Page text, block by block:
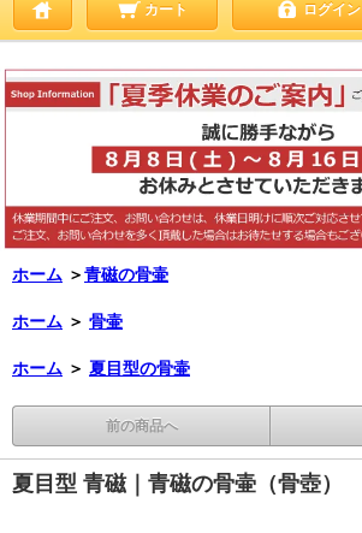
カート ログイン
ホーム ＞青磁の骨壷
ホーム ＞ 骨壷
ホーム ＞ 夏目型の骨壷
前の商品へ
夏目型 青磁｜青磁の骨壷（骨壺）